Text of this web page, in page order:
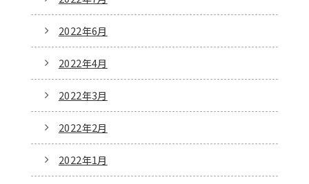
2022年6月
2022年4月
2022年3月
2022年2月
2022年1月